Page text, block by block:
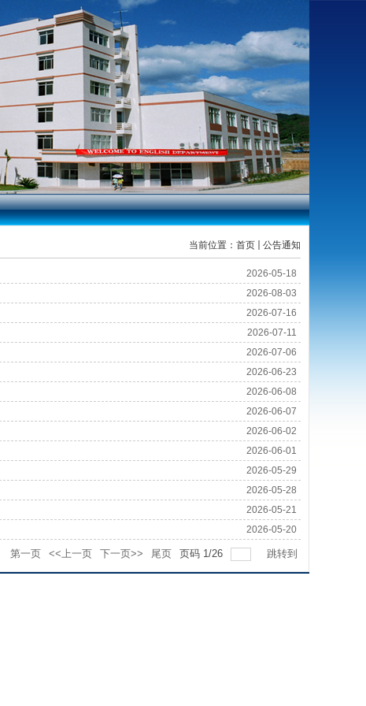
当前位置： 首页 公告通知
2026-05-18
2026-08-03
2026-07-16
2026-07-11
2026-07-06
2026-06-23
2026-06-08
2026-06-07
2026-06-02
2026-06-01
2026-05-29
2026-05-28
2026-05-21
2026-05-20
第一页 <<上一页 下一页>> 尾页 页码 1/26 跳转到